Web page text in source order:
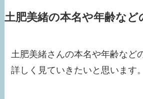
土肥美緒の本名や年齢な
土肥美緒さんの本名や年齢など
詳しく見ていきたいと思います。